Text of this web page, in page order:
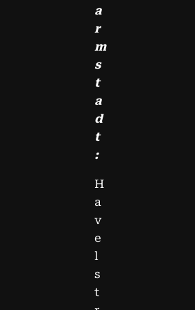
a
r
m
s
t
a
d
t
:
H
a
v
e
l
s
t